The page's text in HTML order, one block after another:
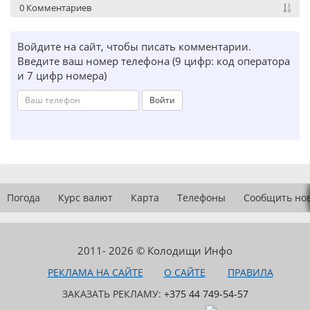
0 Комментариев
Войдите на сайт, чтобы писать комментарии.
Введите ваш номер телефона (9 цифр: код оператора
и 7 цифр номера)
Войти
Погода Курс валют Карта Телефоны Сообщить
2011- 2026 © Колодищи Инфо
РЕКЛАМА НА САЙТЕ О САЙТЕ
ПРАВИЛА
ЗАКАЗАТЬ РЕКЛАМУ: +375 44 749-54-57